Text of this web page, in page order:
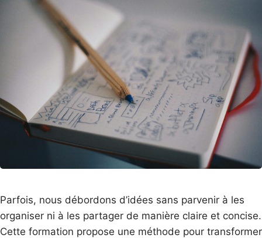
Parfois, nous débordons d’idées sans parvenir à les
organiser ni à les partager de manière claire et concise.
Cette formation propose une méthode pour transformer